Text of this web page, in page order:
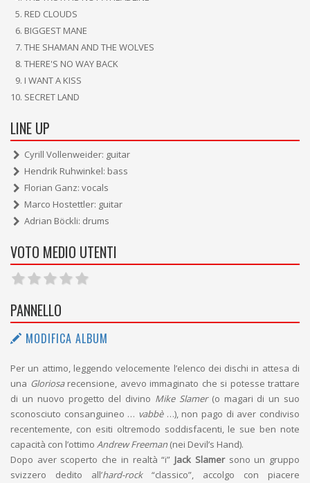
RED CLOUDS
BIGGEST MANE
THE SHAMAN AND THE WOLVES
THERE'S NO WAY BACK
I WANT A KISS
SECRET LAND
LINE UP
Cyrill Vollenweider: guitar
Hendrik Ruhwinkel: bass
Florian Ganz: vocals
Marco Hostettler: guitar
Adrian Böckli: drums
VOTO MEDIO UTENTI
PANNELLO
MODIFICA ALBUM
Per un attimo, leggendo velocemente l’elenco dei dischi in attesa di
una Gloriosarecensione, avevo immaginato che si potesse trattare
di un nuovo progetto del divino Mike Slamer(o magari di un suo
sconosciuto consanguineo … vabbè…), non pago di aver condiviso
recentemente, con esiti oltremodo soddisfacenti, le sue ben note
capacità con l’ottimo Andrew Freeman (nei Devil’s Hand).
Dopo aver scoperto che in realtà “i” Jack Slamersono un gruppo
svizzero dedito all’hard-rock“classico”, accolgo con piacere